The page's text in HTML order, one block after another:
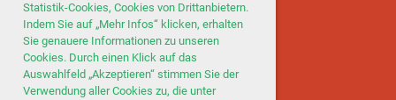
Statistik-Cookies, Cookies von Drittanbietern.
Indem Sie auf „Mehr Infos“ klicken, erhalten
Sie genauere Informationen zu unseren
Cookies. Durch einen Klick auf das
Auswahlfeld „Akzeptieren“ stimmen Sie der
Verwendung aller Cookies zu, die unter